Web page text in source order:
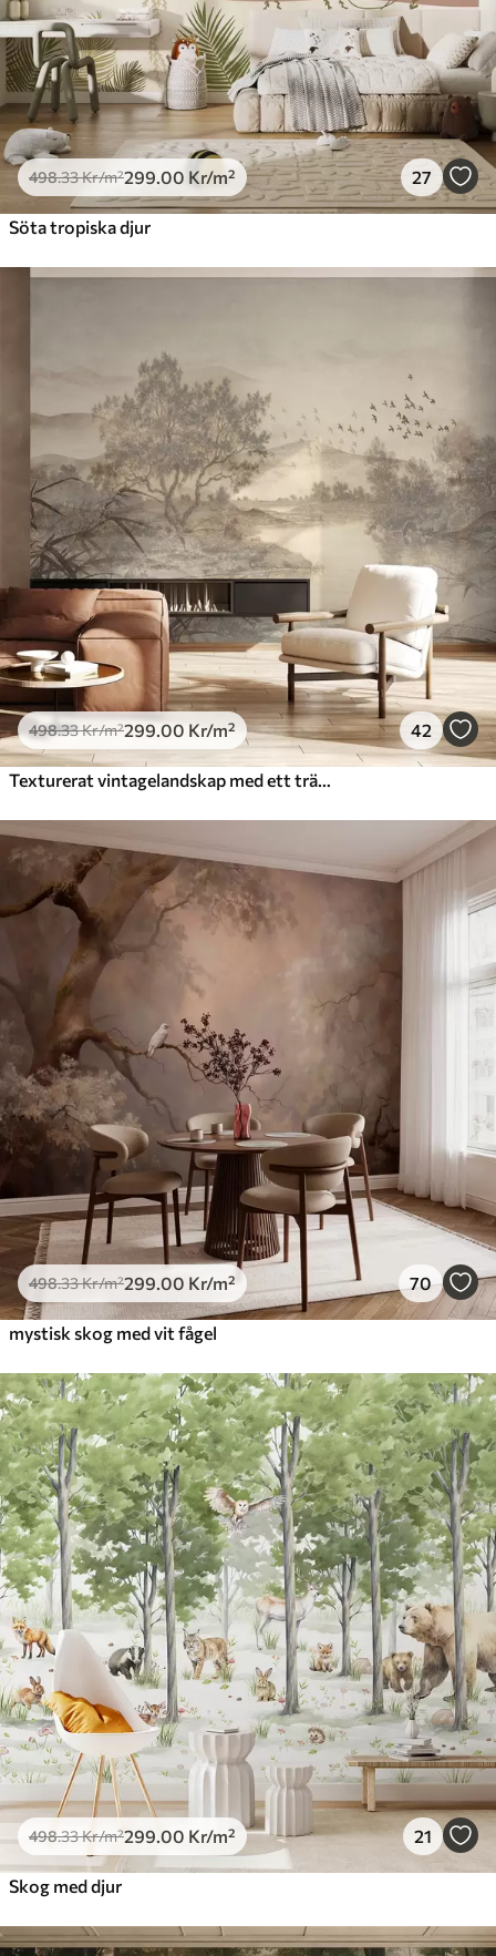
498.33Kr/m²299 .00 Kr/m² 27
Söta tropiska djur
498.33Kr/m²299 .00 Kr/m² 42
498.33Kr/m²299 .00 Kr/m² 70
mystisk skog med vit fågel
498.33Kr/m²299 .00 Kr/m² 21
Skog med djur